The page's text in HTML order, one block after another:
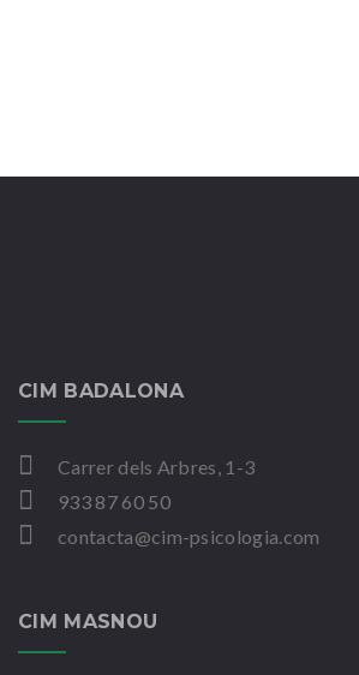
CIM BADALONA
Carrer dels Arbres, 1-3
933 87 60 50
contacta@cim-psicologia.com
CIM MASNOU